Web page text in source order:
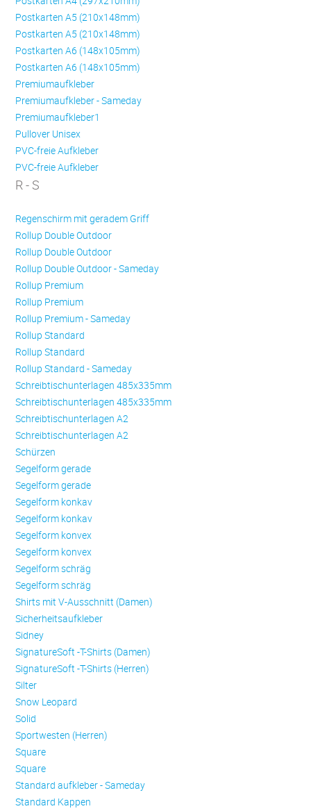
Postkarten A5 (210x148mm)
Postkarten A5 (210x148mm)
Postkarten A6 (148x105mm)
Postkarten A6 (148x105mm)
Premiumaufkleber
Premiumaufkleber - Sameday
Premiumaufkleber1
Pullover Unisex
PVC-freie Aufkleber
PVC-freie Aufkleber
R - S
Regenschirm mit geradem Griff
Rollup Double Outdoor
Rollup Double Outdoor
Rollup Double Outdoor - Sameday
Rollup Premium
Rollup Premium
Rollup Premium - Sameday
Rollup Standard
Rollup Standard
Rollup Standard - Sameday
Schreibtischunterlagen 485x335mm
Schreibtischunterlagen 485x335mm
Schreibtischunterlagen A2
Schreibtischunterlagen A2
Schürzen
Se­gel­form ge­ra­de
Se­gel­form ge­ra­de
Se­gel­form konkav
Se­gel­form konkav
Se­gel­form konvex
Se­gel­form konvex
Se­gel­form schräg
Se­gel­form schräg
Shirts mit V-Ausschnitt (Damen)
Sicherheitsaufkleber
Sidney
SignatureSoft -T-Shirts (Damen)
SignatureSoft -T-Shirts (Herren)
Silter
Snow Leopard
Solid
Sportwesten (Herren)
Square
Square
Standard aufkleber - Sameday
Standard Kappen